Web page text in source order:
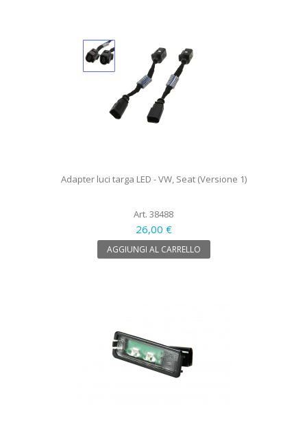
Adapter luci targa LED - VW, Seat (Versione 1)
Art. 38488
26,00 €
AGGIUNGI AL CARRELLO